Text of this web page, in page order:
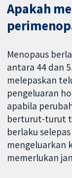
Apakah
Menopaus
antara 44 dan
melepaskan
pengeluaran
apabila
berturut-turut
berlaku
mengeluarkan
memerlukan